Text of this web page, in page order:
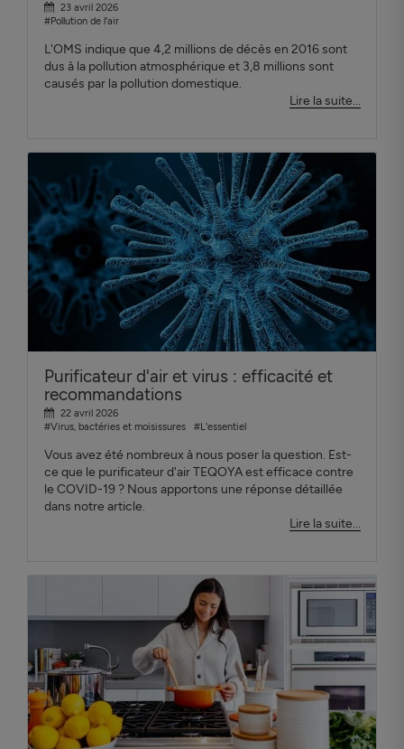
23 avril 2026
#Pollution de l'air
L'OMS indique que 4,2 millions de décès en 2016 sont
dus à la pollution atmosphérique et 3,8 millions sont
causés par la pollution domestique.
Lire la suite...
Purificateur d'air et virus : efficacité et
recommandations
22 avril 2026
#Virus, bactéries et moisissures
#L'essentiel
Vous avez été nombreux à nous poser la question. Est-
ce que le purificateur d'air TEQOYA est efficace contre
le COVID-19 ? Nous apportons une réponse détaillée
dans notre article.
Lire la suite...